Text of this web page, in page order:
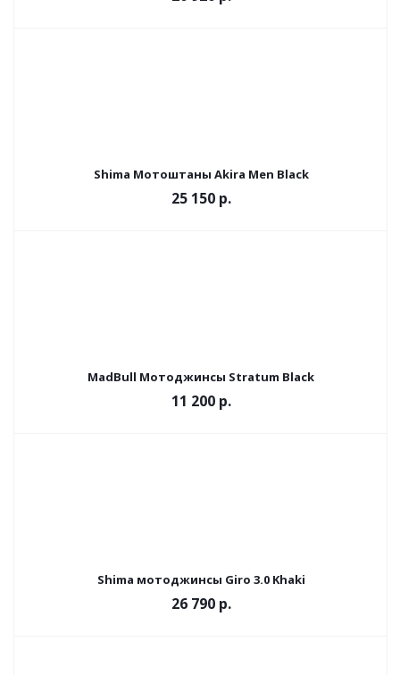
Shima Мотоштаны Akira Men Black
25 150 р.
MadBull Мотоджинсы Stratum Black
11 200 р.
Shima мотоджинсы Giro 3.0 Khaki
26 790 р.